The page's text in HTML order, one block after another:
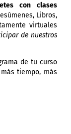
con clases
Libros,
virtuales
de nuestros
de tu curso
tiempo, más